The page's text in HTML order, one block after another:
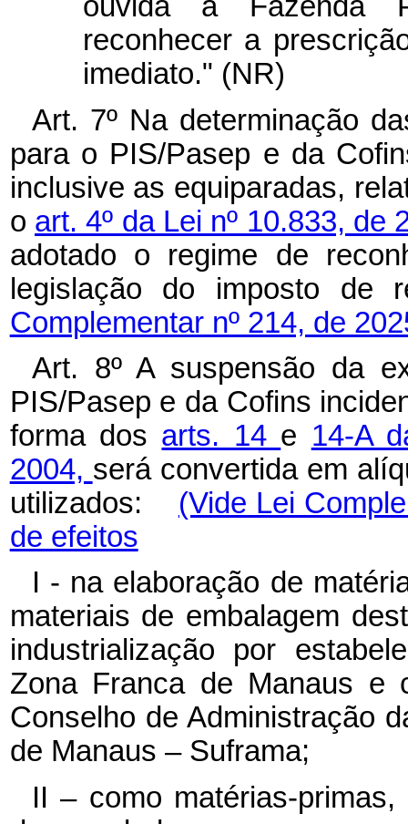
ouvida a Fazenda
reconhecer a
imediato." (NR)
Art. 7º Na determinação
para o PIS/Pasep e da
inclusive as equiparadas,
o art. 4º da Lei nº 10.833,
adotado o regime de
legislação do imposto de
Complementar nº 214, de
Art. 8º A suspensão da
PIS/Pasep e da Cofins
forma dos arts. 14 e 14-A
2004, será convertida em
utilizados: (Vide Lei
de efeitos
I - na elaboração de
materiais de embalagem
industrialização por
Zona Franca de Manaus e
Conselho de Administração
de Manaus – Suframa;
II – como matérias-